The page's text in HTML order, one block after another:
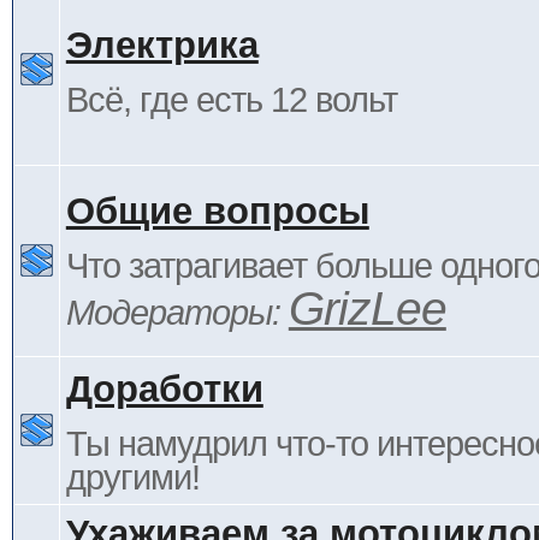
Электрика
Всё, где есть 12 вольт
Общие вопросы
Что затрагивает больше
Модераторы: GrizLee
Доработки
Ты намудрил что-то
другими!